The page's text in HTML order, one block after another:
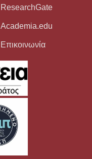
ResearchGate
Academia.edu
Επικοινωνία